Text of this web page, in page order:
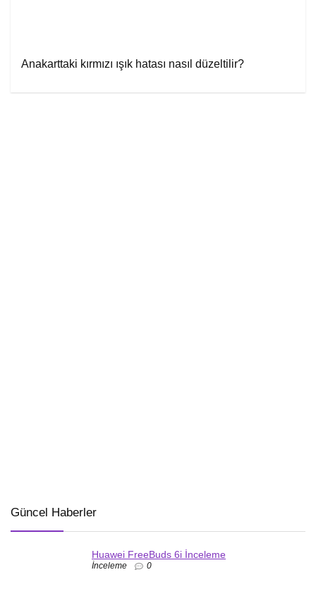
Anakarttaki kırmızı ışık hatası nasıl düzeltilir?
Güncel Haberler
Huawei FreeBuds 6i İnceleme
İnceleme 0